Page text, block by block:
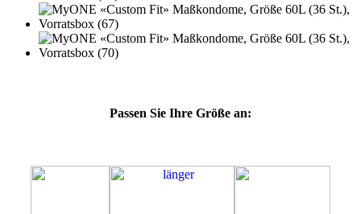
Passen Sie Ihre Größe an: